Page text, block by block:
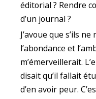
éditorial ? Rendre
d’un journal ?
J’avoue que s’ils
l’abondance et
m’émerveillerait.
disait qu’il fallait
d’en avoir peur.